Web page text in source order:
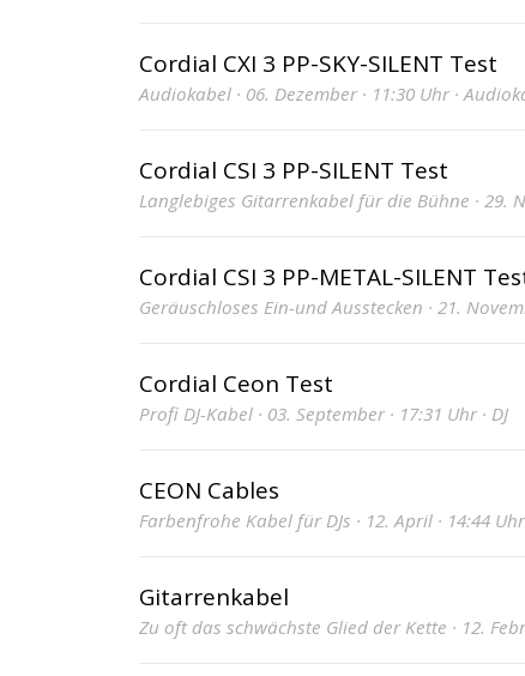
Cordial CXI 3 PP-SKY-SILENT Test
Audiokabel · 06. Dezember · 11:30 Uhr ·
Cordial CSI 3 PP-SILENT Test
Langlebiges Gitarrenkabel für die Bühne · 29.
Cordial CSI 3 PP-METAL-SILENT
Geräuschloses Ein-und Ausstecken · 21.
Cordial Ceon Test
Profi DJ-Kabel · 03. September · 17:31 Uhr · DJ
CEON Cables
Farbenfrohe Kabel für DJs · 12. April · 14:44
Gitarrenkabel
Zu oft das schwächste Glied der Kette · 12.